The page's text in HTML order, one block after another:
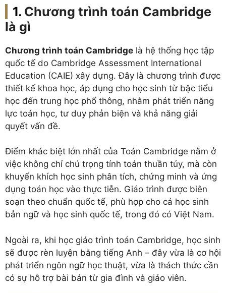
Chương trình toán Cambridge
là gì
Chương trình toán Cambridge là hệ thống học tập
quốc tế do Cambridge Assessment International
Education (CAIE) xây dựng. Đây là chương trình được
thiết kế khoa học, áp dụng cho học sinh từ bậc tiểu
học đến trung học phổ thông, nhằm phát triển năng
lực toán học, tư duy phản biện và khả năng giải
quyết vấn đề.
Điểm khác biệt lớn nhất của Toán Cambridge nằm ở
việc không chỉ chú trọng tính toán thuần túy, mà còn
khuyến khích học sinh phân tích, chứng minh và ứng
dụng toán học vào thực tiễn. Giáo trình được biên
soạn theo chuẩn quốc tế, phù hợp cho cả học sinh
bản ngữ và học sinh quốc tế, trong đó có Việt Nam.
Ngoài ra, khi học giáo trình toán Cambridge, học sinh
sẽ được rèn luyện bằng tiếng Anh – đây vừa là cơ hội
phát triển ngôn ngữ học thuật, vừa là thách thức cần
có sự hỗ trợ bài bản từ gia đình và giáo viên.